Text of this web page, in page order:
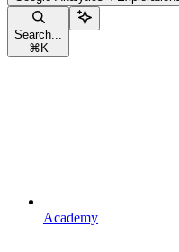
Search...
⌘ K
Academy